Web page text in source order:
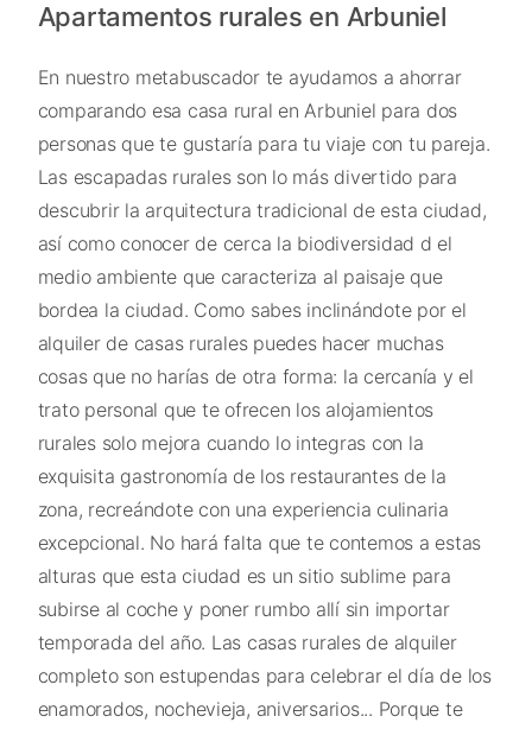
Apartamentos rurales en Arbuniel
En nuestro metabuscador te ayudamos a ahorrar
comparando esa casa rural en Arbuniel para dos
personas que te gustaría para tu viaje con tu pareja.
Las escapadas rurales son lo más divertido para
descubrir la arquitectura tradicional de esta ciudad,
así como conocer de cerca la biodiversidad d el
medio ambiente que caracteriza al paisaje que
bordea la ciudad. Como sabes inclinándote por el
alquiler de casas rurales puedes hacer muchas
cosas que no harías de otra forma: la cercanía y el
trato personal que te ofrecen los alojamientos
rurales solo mejora cuando lo integras con la
exquisita gastronomía de los restaurantes de la
zona, recreándote con una experiencia culinaria
excepcional. No hará falta que te contemos a estas
alturas que esta ciudad es un sitio sublime para
subirse al coche y poner rumbo allí sin importar
temporada del año. Las casas rurales de alquiler
completo son estupendas para celebrar el día de los
enamorados, nochevieja, aniversarios... Porque te